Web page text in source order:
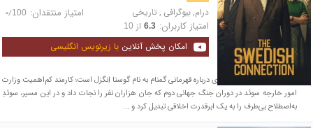
درام, بیوگرافی , تاریخی امتیاز منتقدان: -/100
امتیاز کاربران: 6.3از 10
امکان پخش آنلاین با زیرنویس انگلیسی
فیلم روایتگر داستانی سوئدی درباره قهرمانی گمنام به نام گوستا اِنگزل است؛ کارمند کم‌اهمیت وزارت
امور خارجه سوئد در دوران جنگ جهانی دوم که جان هزاران نفر را نجات داد و در این مسیر، سوئدِ
به‌اصطلاح بی‌طرف را به یک ابرقدرت اخلاقی تبدیل کرد و ...